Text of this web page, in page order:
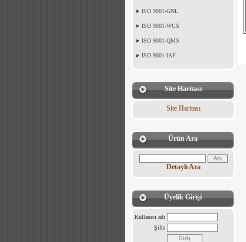
ISO 9001-GNL
ISO 9001-WCS
ISO 9001-QMS
ISO 9001-IAF
Site Haritası
Site Haritası
Ürün Ara
Detaylı Ara
Üyelik Girişi
Kullanıcı adı
Şifre